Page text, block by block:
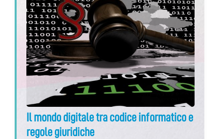
Il mondo digitale tra codice informatico e
regole giuridiche